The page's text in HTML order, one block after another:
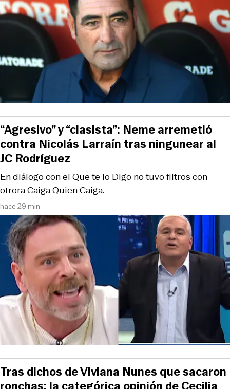
hace 29 min
En diálogo con el Que te lo Digo no tuvo filtros con
otrora Caiga Quien Caiga.
“Agresivo” y “clasista”: Neme arremetió
contra Nicolás Larraín tras ningunear al
JC Rodríguez
Tras dichos de Viviana Nunes que sacaron